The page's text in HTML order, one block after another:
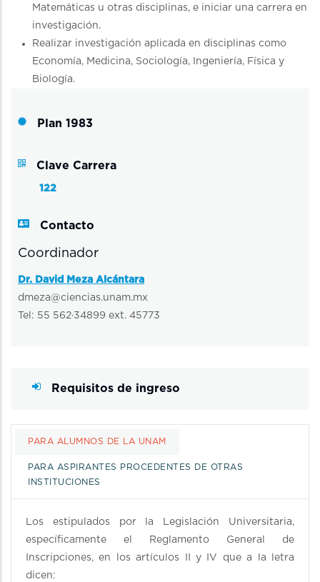
Matemáticas u otras disciplinas, e iniciar una carrera en
investigación.
Realizar investigación aplicada en disciplinas como
Economía, Medicina, Sociología, Ingeniería, Física y
Biología.
Plan 1983
Clave Carrera
122
Contacto
Coordinador
Dr. David Meza Alcántara
dmeza@ciencias.unam.mx
Tel: 55 562·34899 ext. 45773
Requisitos de ingreso
PARA ALUMNOS DE LA UNAM
PARA ASPIRANTES PROCEDENTES DE OTRAS
INSTITUCIONES
Los estipulados por la Legislación Universitaria,
específicamente el Reglamento General de
Inscripciones, en los artículos II y IV que a la letra
dicen: